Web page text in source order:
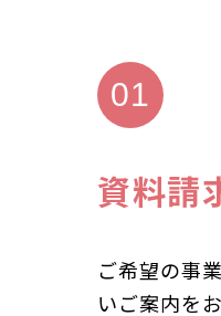
資料請
ご希望の事
いご案内を